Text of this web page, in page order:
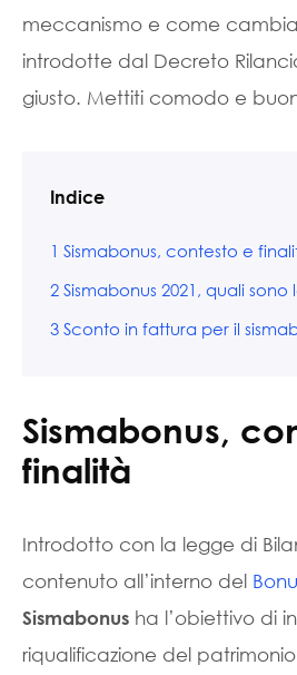
meccanismo e come
introdotte dal Decreto
giusto. Mettiti comodo e
Indice
1 Sismabonus, contesto e
2 Sismabonus 2021, quali sono
3 Sconto in fattura per il
Sismabonus,
finalità
Introdotto con la legge di
contenuto all’interno del
Sismabonus ha l’obiettivo di
riqualificazione del